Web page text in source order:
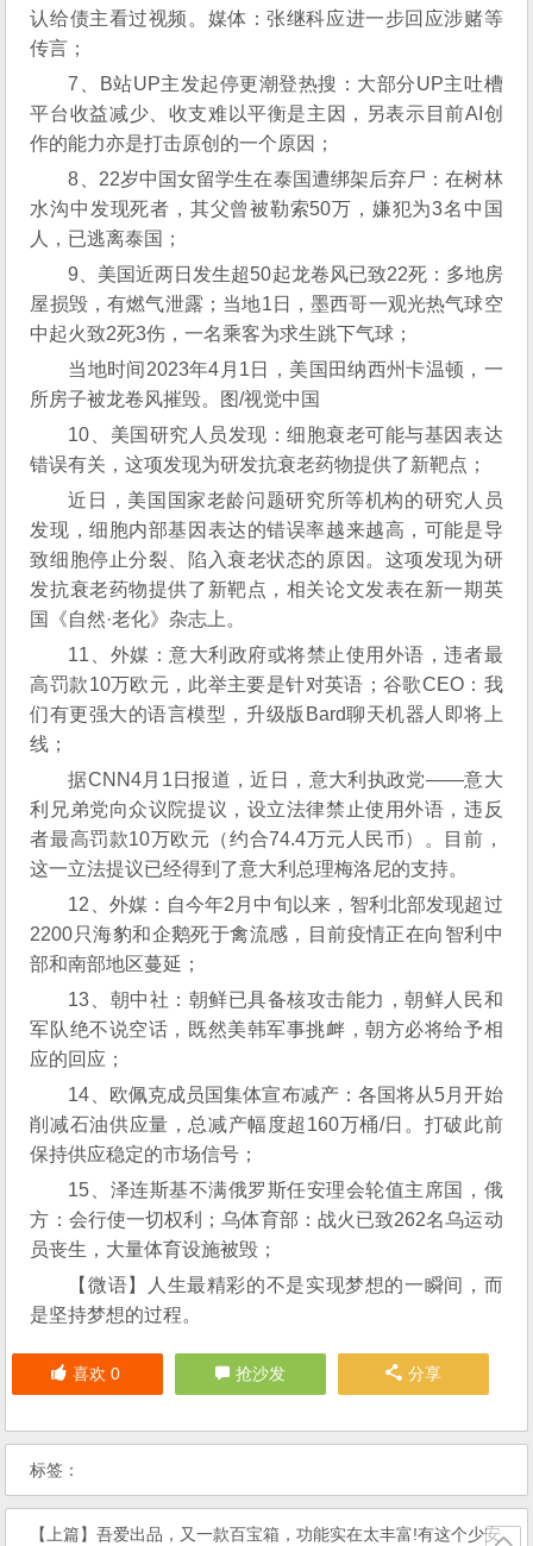
认给债主看过视频。媒体：张继科应进一步回应涉赌等
传言；
7、B站UP主发起停更潮登热搜：大部分UP主吐槽
平台收益减少、收支难以平衡是主因，另表示目前AI创
作的能力亦是打击原创的一个原因；
8、22岁中国女留学生在泰国遭绑架后弃尸：在树林
水沟中发现死者，其父曾被勒索50万，嫌犯为3名中国
人，已逃离泰国；
9、美国近两日发生超50起龙卷风已致22死：多地房
屋损毁，有燃气泄露；当地1日，墨西哥一观光热气球空
中起火致2死3伤，一名乘客为求生跳下气球；
当地时间2023年4月1日，美国田纳西州卡温顿，一
所房子被龙卷风摧毁。图/视觉中国
10、美国研究人员发现：细胞衰老可能与基因表达
错误有关，这项发现为研发抗衰老药物提供了新靶点；
近日，美国国家老龄问题研究所等机构的研究人员
发现，细胞内部基因表达的错误率越来越高，可能是导
致细胞停止分裂、陷入衰老状态的原因。这项发现为研
发抗衰老药物提供了新靶点，相关论文发表在新一期英
国《自然·老化》杂志上。
11、外媒：意大利政府或将禁止使用外语，违者最
高罚款10万欧元，此举主要是针对英语；谷歌CEO：我
们有更强大的语言模型，升级版Bard聊天机器人即将上
线；
据CNN4月1日报道，近日，意大利执政党——意大
利兄弟党向众议院提议，设立法律禁止使用外语，违反
者最高罚款10万欧元（约合74.4万元人民币）。目前，
这一立法提议已经得到了意大利总理梅洛尼的支持。
12、外媒：自今年2月中旬以来，智利北部发现超过
2200只海豹和企鹅死于禽流感，目前疫情正在向智利中
部和南部地区蔓延；
13、朝中社：朝鲜已具备核攻击能力，朝鲜人民和
军队绝不说空话，既然美韩军事挑衅，朝方必将给予相
应的回应；
14、欧佩克成员国集体宣布减产：各国将从5月开始
削减石油供应量，总减产幅度超160万桶/日。打破此前
保持供应稳定的市场信号；
15、泽连斯基不满俄罗斯任安理会轮值主席国，俄
方：会行使一切权利；乌体育部：战火已致262名乌运动
员丧生，大量体育设施被毁；
【微语】人生最精彩的不是实现梦想的一瞬间，而
是坚持梦想的过程。
喜欢 0 抢沙发 分享
标签：
【上篇】吾爱出品，又一款百宝箱，功能实在太丰富!有这个少安